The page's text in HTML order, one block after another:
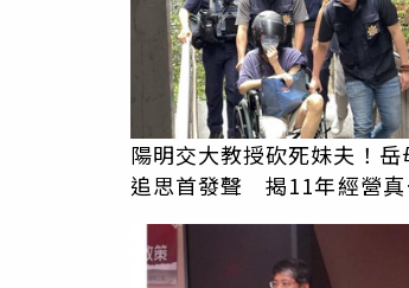
陽明交大教授砍死妹夫！岳
追思首發聲 揭11年經營真